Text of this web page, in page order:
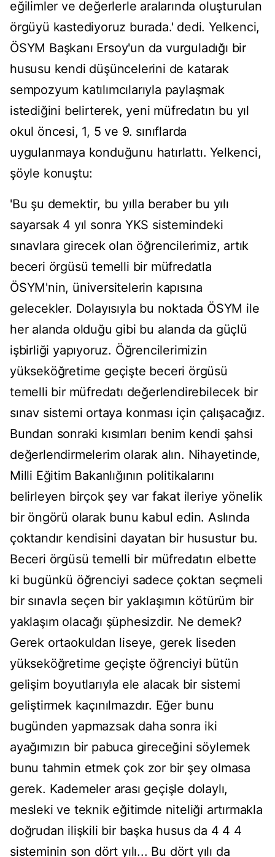
eğilimler ve değerlerle aralarında oluşturulan
örgüyü kastediyoruz burada.' dedi. Yelkenci,
ÖSYM Başkanı Ersoy'un da vurguladığı bir
hususu kendi düşüncelerini de katarak
sempozyum katılımcılarıyla paylaşmak
istediğini belirterek, yeni müfredatın bu yıl
okul öncesi, 1, 5 ve 9. sınıflarda
uygulanmaya konduğunu hatırlattı. Yelkenci,
şöyle konuştu:
'Bu şu demektir, bu yılla beraber bu yılı
sayarsak 4 yıl sonra YKS sistemindeki
sınavlara girecek olan öğrencilerimiz, artık
beceri örgüsü temelli bir müfredatla
ÖSYM'nin, üniversitelerin kapısına
gelecekler. Dolayısıyla bu noktada ÖSYM ile
her alanda olduğu gibi bu alanda da güçlü
işbirliği yapıyoruz. Öğrencilerimizin
yükseköğretime geçişte beceri örgüsü
temelli bir müfredatı değerlendirebilecek bir
sınav sistemi ortaya konması için çalışacağız.
Bundan sonraki kısımları benim kendi şahsi
değerlendirmelerim olarak alın. Nihayetinde,
Milli Eğitim Bakanlığının politikalarını
belirleyen birçok şey var fakat ileriye yönelik
bir öngörü olarak bunu kabul edin. Aslında
çoktandır kendisini dayatan bir husustur bu.
Beceri örgüsü temelli bir müfredatın elbette
ki bugünkü öğrenciyi sadece çoktan seçmeli
bir sınavla seçen bir yaklaşımın kötürüm bir
yaklaşım olacağı şüphesizdir. Ne demek?
Gerek ortaokuldan liseye, gerek liseden
yükseköğretime geçişte öğrenciyi bütün
gelişim boyutlarıyla ele alacak bir sistemi
geliştirmek kaçınılmazdır. Eğer bunu
bugünden yapmazsak daha sonra iki
ayağımızın bir pabuca gireceğini söylemek
bunu tahmin etmek çok zor bir şey olmasa
gerek. Kademeler arası geçişle dolaylı,
mesleki ve teknik eğitimde niteliği artırmakla
doğrudan ilişkili bir başka husus da 4 4 4
sisteminin son dört yılı... Bu dört yılı da